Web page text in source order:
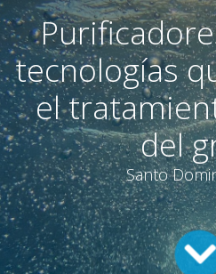
tecnologías
el
del
Santo